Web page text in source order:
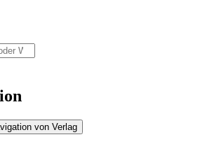
von Verlag